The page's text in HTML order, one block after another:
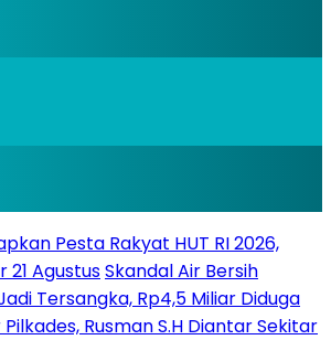
Pesta Rakyat HUT RI 2026,
21 AgustusSkandal Air Bersih
Tersangka, Rp4,5 Miliar Diduga
Rusman S.H Diantar Sekitar